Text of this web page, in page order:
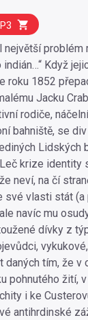
největší problém
Když
roku 1852
Jacku
rodiče,
bahniště, se
Lidských
krize identity
neví, na čí
své vlasti stát (a
navíc mu
dívky z
daných tím, že v
pohnutého žití,
i ke
antihrdinské